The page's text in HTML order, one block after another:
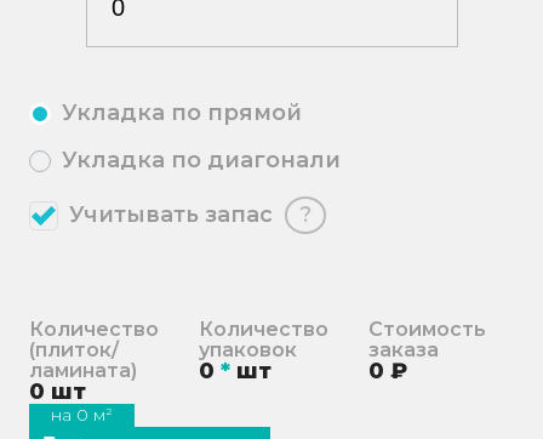
Укладка по прямой
Укладка по диагонали
Учитывать запас ?
Количество
(плиток/
ламината)
0 шт
на 0 м²
Количество
упаковок
0 * шт
Стоимость
заказа
0 ₽